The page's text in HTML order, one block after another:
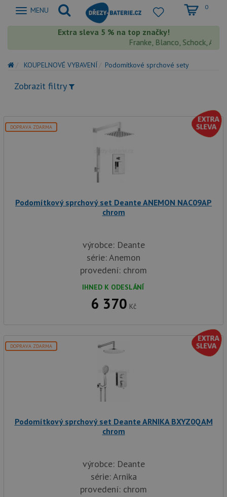
Zobrazit
MENU 0
Extra sleva 5 % na top značky!
Franke, Blanco, Schock,
KOUPELNOVÉ VYBAVENÍ Podomítkové sprchové sety
Zobrazit filtry
DOPRAVA ZDARMA
Podomítkový sprchový set Deante ANEMON NAC09AP
chrom
výrobce: Deante
série: Anemon
provedení: chrom
IHNED K ODESLÁNÍ
6 370 Kč
DOPRAVA ZDARMA
Podomítkový sprchový set Deante ARNIKA BXYZ0QAM
chrom
výrobce: Deante
série: Arnika
provedení: chrom